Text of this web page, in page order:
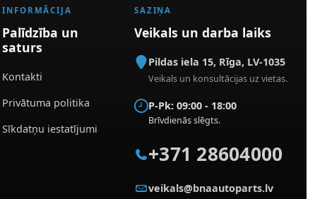
INFORMĀCIJA
Palīdzība un
saturs
Kontakti
Privātuma politika
Sīkdatņu iestatījumi
SAZIŅA
Veikals un darba laiks
Pildas iela 15, Rīga, LV-1035
Veikals un konsultācijas uz vietas.
P-Pk: 09:00 - 18:00
Brīvdienās slēgts.
+371 28604000
veikals@bnaautoparts.lv